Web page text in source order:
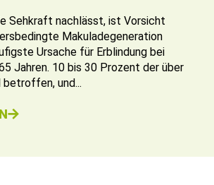
Sehkraft nachlässt, ist Vorsicht
Makuladegeneration
Ursache für Erblindung bei
Jahren. 10 bis 30 Prozent der über
betroffen, und...